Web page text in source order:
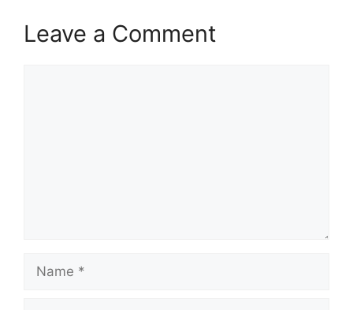
p k
m
Leave a Comment
Name